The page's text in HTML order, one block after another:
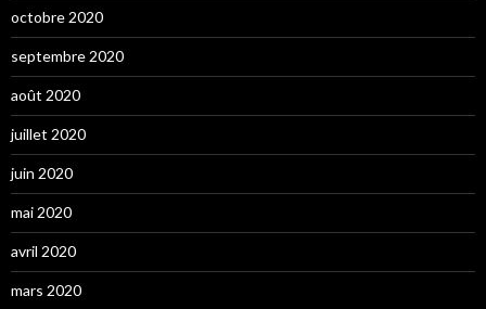
octobre 2020
septembre 2020
août 2020
juillet 2020
juin 2020
mai 2020
avril 2020
mars 2020